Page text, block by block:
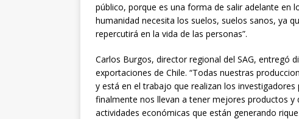
público, porque es una forma de salir adelante en
humanidad necesita los suelos, suelos sanos, ya
repercutirá en la vida de las personas”.
Carlos Burgos, director regional del SAG, entregó
exportaciones de Chile. “Todas nuestras
y está en el trabajo que realizan los
finalmente nos llevan a tener mejores productos
actividades económicas que están generando